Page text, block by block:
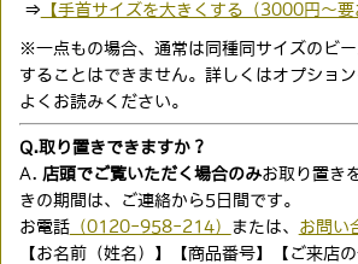
⇒ 【手首サイズを大きくする（3000円〜要
※一点もの場合、通常は同種同サイズのビー
することはできません。詳しくはオプショ
よくお読みください。
Q.取り置きできますか？
A. 店頭でご覧いただく場合のみお取り置き
きの期間は、ご連絡から5日間です。
お電話（0120-958-214） または、 お問い
【お名前（姓名）】【商品番号】【ご来店